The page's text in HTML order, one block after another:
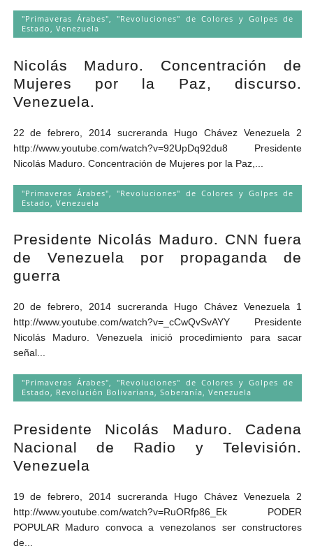
"Primaveras Árabes", "Revoluciones" de Colores y Golpes de
Estado
Venezuela
Nicolás Maduro. Concentración de
Mujeres por la Paz, discurso.
Venezuela.
22 de febrero, 2014 sucreranda Hugo Chávez Venezuela 2
http://www.youtube.com/watch?v=92UpDq92du8 Presidente
Nicolás Maduro. Concentración de Mujeres por la Paz,...
"Primaveras Árabes", "Revoluciones" de Colores y Golpes de
Estado
Venezuela
Presidente Nicolás Maduro. CNN fuera
de Venezuela por propaganda de
guerra
20 de febrero, 2014 sucreranda Hugo Chávez Venezuela 1
http://www.youtube.com/watch?v=_cCwQvSvAYY Presidente
Nicolás Maduro. Venezuela inició procedimiento para sacar
señal...
"Primaveras Árabes", "Revoluciones" de Colores y Golpes de
Estado
Revolución Bolivariana Soberanía Venezuela
Presidente Nicolás Maduro. Cadena
Nacional de Radio y Televisión.
Venezuela
19 de febrero, 2014 sucreranda Hugo Chávez Venezuela 2
http://www.youtube.com/watch?v=RuORfp86_Ek PODER
POPULAR Maduro convoca a venezolanos ser constructores
de...